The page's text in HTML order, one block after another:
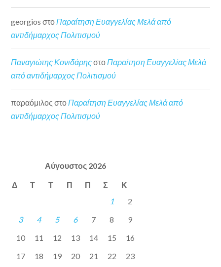
georgios στοΠαραίτηση Ευαγγελίας Μελά από
αντιδήμαρχος Πολιτισμού
Παναγιώτης ΚονιδάρηςστοΠαραίτηση Ευαγγελίας Μελά
από αντιδήμαρχος Πολιτισμού
παραόμιλος στοΠαραίτηση Ευαγγελίας Μελά από
αντιδήμαρχος Πολιτισμού
Αύγουστος 2026
Δ Τ Τ Π Π Σ Κ
1
2
3
4 5 6 7 8
9
10
11 12 13 14 15
16
17
18 19 20 21 22
23